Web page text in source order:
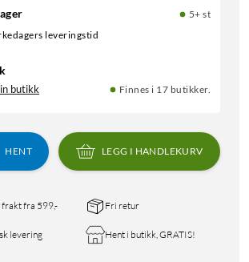
5+ st
leveringstid
butikk Finnes i 17 butikker.
HENT LEGG I HANDLEKURV
frakt fra 599,- Fri retur
levering Hent i butikk, GRATIS!